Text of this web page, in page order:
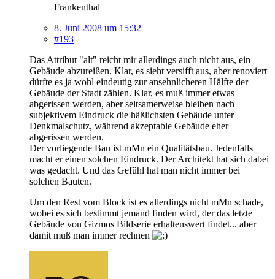
Frankenthal
8. Juni 2008 um 15:32
#193
Das Attribut "alt" reicht mir allerdings auch nicht aus, ein
Gebäude abzureißen. Klar, es sieht versifft aus, aber renoviert
dürfte es ja wohl eindeutig zur ansehnlicheren Hälfte der
Gebäude der Stadt zählen. Klar, es muß immer etwas
abgerissen werden, aber seltsamerweise bleiben nach
subjektivem Eindruck die häßlichsten Gebäude unter
Denkmalschutz, während akzeptable Gebäude eher
abgerissen werden.
Der vorliegende Bau ist mMn ein Qualitätsbau. Jedenfalls
macht er einen solchen Eindruck. Der Architekt hat sich dabei
was gedacht. Und das Gefühl hat man nicht immer bei
solchen Bauten.
Um den Rest vom Block ist es allerdings nicht mMn schade,
wobei es sich bestimmt jemand finden wird, der das letzte
Gebäude von Gizmos Bildserie erhaltenswert findet... aber
damit muß man immer rechnen